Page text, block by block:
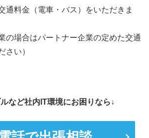
通料金（電車・バス）をいただきま
の場合はパートナー企業の定めた交通
さい）
など社内IT環境にお困りなら↓